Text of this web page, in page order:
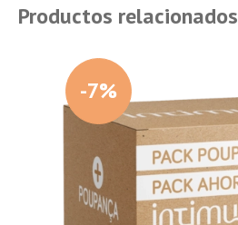
Productos relacionados
-7%